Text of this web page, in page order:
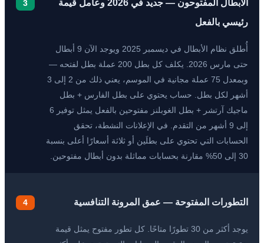
الأبطال المفتوحون — جديد في 2026 وعامل قيمة
رئيسي بالفعل
أُطلق نظام الأبطال في ديسمبر 2025 ويوجد الآن 9 أبطال
حتى مارس 2026. يكلف كل بطل 200 عملة بطل لفتحه —
وبمعدل 75 عملة مجانية في الموسم، يعني ذلك من 2 إلى 3
أشهر لكل بطل. حساب يحتوي على بطل الفارس + بطل
ماجيك آرتشر + بطل الغوبلنز مفتوحين بالفعل يمثل توفير 6
إلى 9 أشهر من التقدم. في الإعلانات النشطة، تحقق
الحسابات التي تحتوي على بطلَين أو ثلاثة أسعارًا أعلى بنسبة
30 إلى 50% مقارنة بحسابات مماثلة بدون أبطال مفتوحين.
3
التطورات المفتوحة — عمق المرونة التنافسية
يوجد أكثر من 30 تطورًا متاحًا. كل تطور مفتوح يمثل قيمة
4